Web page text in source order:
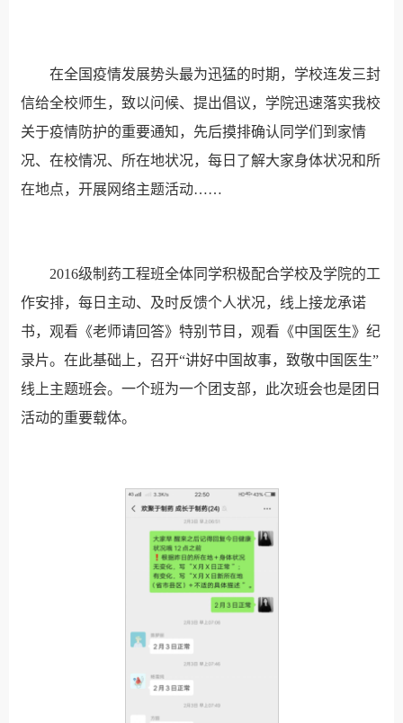
在全国疫情发展势头最为迅猛的时期，学校连发三封
信给全校师生，致以问候、提出倡议，学院迅速落实我校
关于疫情防护的重要通知，先后摸排确认同学们到家情
况、在校情况、所在地状况，每日了解大家身体状况和所
在地点，开展网络主题活动……
2016级制药工程班全体同学积极配合学校及学院的工
作安排，每日主动、及时反馈个人状况，线上接龙承诺
书，观看《老师请回答》特别节目，观看《中国医生》纪
录片。在此基础上，召开“讲好中国故事，致敬中国医生”
线上主题班会。一个班为一个团支部，此次班会也是团日
活动的重要载体。